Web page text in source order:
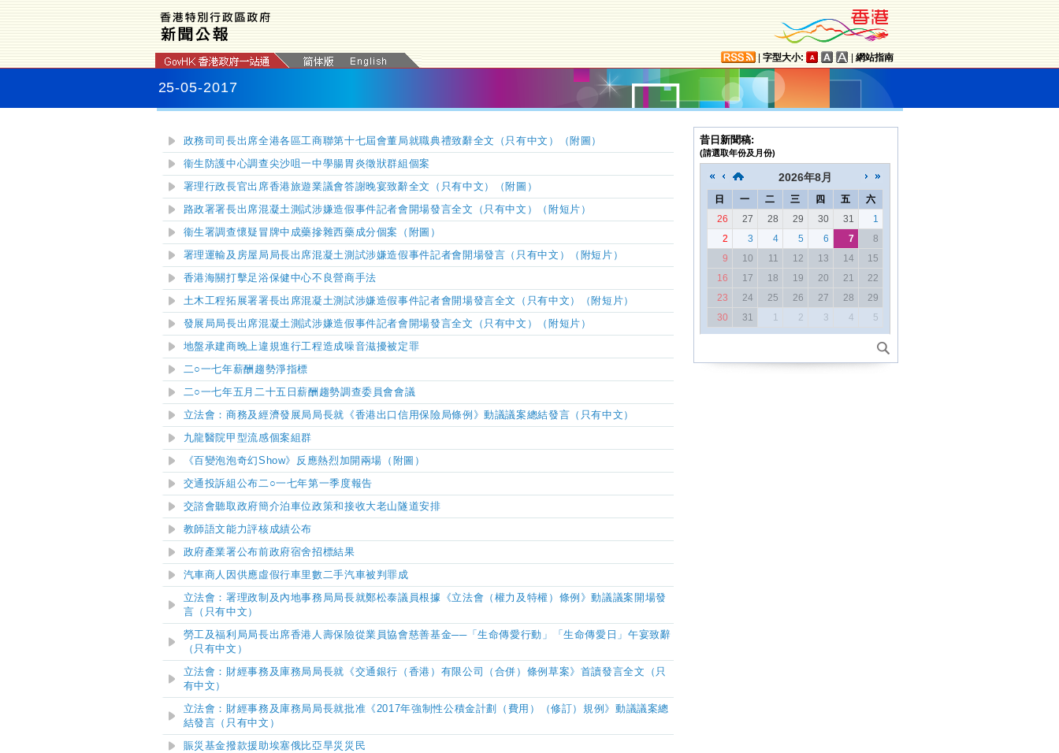
字型大小: 網站指南
25-05-2017
政務司司長出席全港各區工商聯第十七屆會董局就職典禮致辭全文（只有中文）（附圖）
衞生防護中心調查尖沙咀一中學腸胃炎徵狀群組個案
署理行政長官出席香港旅遊業議會答謝晚宴致辭全文（只有中文）（附圖）
路政署署長出席混凝土測試涉嫌造假事件記者會開場發言全文（只有中文）（附短片）
衞生署調查懷疑冒牌中成藥摻雜西藥成分個案（附圖）
署理運輸及房屋局局長出席混凝土測試涉嫌造假事件記者會開場發言（只有中文）（附短片）
香港海關打擊足浴保健中心不良營商手法
土木工程拓展署署長出席混凝土測試涉嫌造假事件記者會開場發言全文（只有中文）（附短片）
發展局局長出席混凝土測試涉嫌造假事件記者會開場發言全文（只有中文）（附短片）
地盤承建商晚上違規進行工程造成噪音滋擾被定罪
二○一七年薪酬趨勢淨指標
二○一七年五月二十五日薪酬趨勢調查委員會會議
立法會：商務及經濟發展局局長就《香港出口信用保險局條例》動議議案總結發言（只有中文）
九龍醫院甲型流感個案組群
《百變泡泡奇幻Show》反應熱烈加開兩場（附圖）
交通投訴組公布二○一七年第一季度報告
交諮會聽取政府簡介泊車位政策和接收大老山隧道安排
教師語文能力評核成績公布
政府產業署公布前政府宿舍招標結果
汽車商人因供應虛假行車里數二手汽車被判罪成
立法會：署理政制及內地事務局局長就鄭松泰議員根據《立法會（權力及特權）條例》動議議案開場發
言（只有中文）
勞工及福利局局長出席香港人壽保險從業員協會慈善基金──「生命傳愛行動」「生命傳愛日」午宴致辭
（只有中文）
立法會：財經事務及庫務局局長就《交通銀行（香港）有限公司（合併）條例草案》首讀發言全文（只
有中文）
立法會：財經事務及庫務局局長就批准《2017年強制性公積金計劃（費用）（修訂）規例》動議議案總
結發言（只有中文）
賑災基金撥款援助埃塞俄比亞旱災災民
昔日新聞稿:
(請選取年份及月份)
2026年8月
日 一 二 三 四 五
六
26
27 28 29 30 31
1
2
3 4 5 6 7
8
9
10 11 12 13 14
15
16
17 18 19 20 21
22
23
24 25 26 27 28
29
30
31 1 2 3 4 5